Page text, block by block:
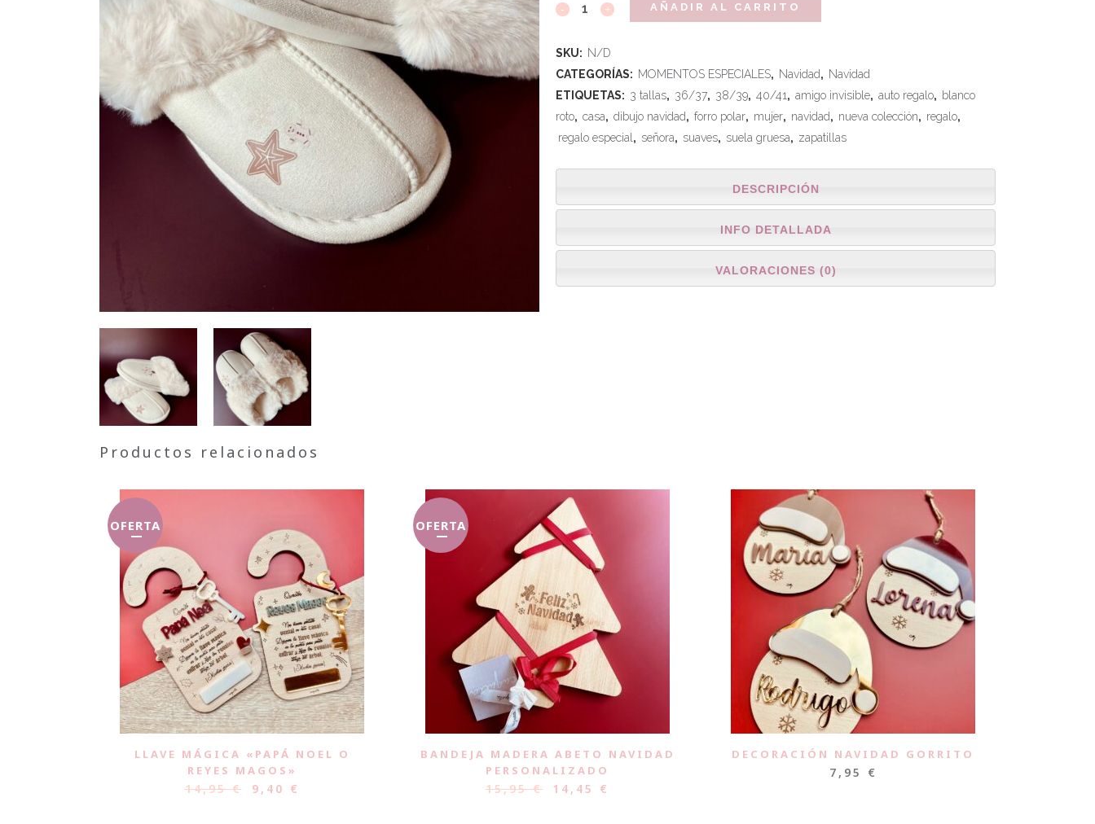
AÑADIR AL CARRITO
SKU: N/D
CATEGORÍAS: MOMENTOS ESPECIALES, Navidad, Navidad
ETIQUETAS: 3 tallas, 36/37, 38/39, 40/41, amigo invisible, auto regalo, blanco
roto, casa, dibujo navidad, forro polar, mujer, navidad, nueva colección, regalo,
regalo especial , señora, suaves, suela gruesa, zapatillas
DESCRIPCIÓN
INFO DETALLADA
VALORACIONES (0)
Productos relacionados
OFERTA
LLAVE MÁGICA «PAPÁ NOEL O
REYES MAGOS»
14,95€ 9,40 €
OFERTA
BANDEJA MADERA ABETO NAVIDAD
PERSONALIZADO
15,95€ 14,45 €
DECORACIÓN NAVIDAD GORRITO
7,95 €